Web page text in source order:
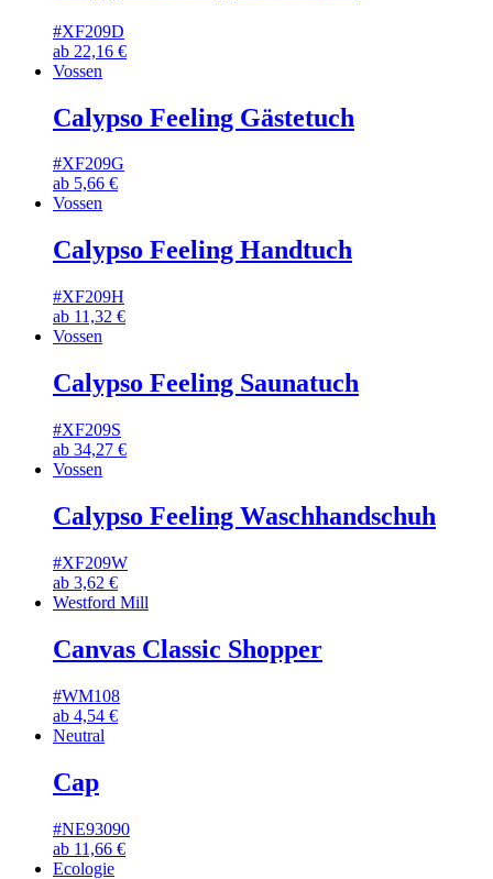
#XF209D
ab 22,16 €
Vossen
Calypso Feeling Gästetuch
#XF209G
ab 5,66 €
Vossen
Calypso Feeling Handtuch
#XF209H
ab 11,32 €
Vossen
Calypso Feeling Saunatuch
#XF209S
ab 34,27 €
Vossen
Calypso Feeling Waschhandschuh
#XF209W
ab 3,62 €
Westford Mill
Canvas Classic Shopper
#WM108
ab 4,54 €
Neutral
Cap
#NE93090
ab 11,66 €
Ecologie